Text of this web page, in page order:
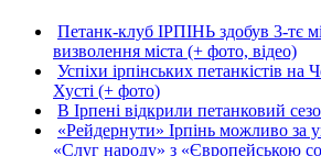
Петанк-клуб ІРПІНЬ здобув 3-тє
визволення міста (+ фото, відео)
Успіхи ірпінських петанкістів на
Хусті (+ фото)
В Ірпені відкрили петанковий
«Рейдернути» Ірпінь можливо за
«Слуг народу» з «Європейською